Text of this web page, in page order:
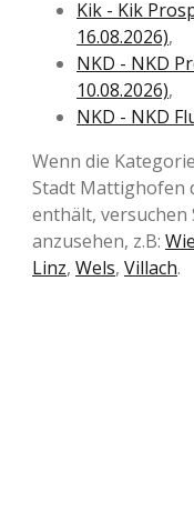
Kik - Kik
16.08.2026),
NKD - NKD
10.08.2026),
NKD - NKD
Wenn die
Stadt Mattighofen
enthält, versuchen
anzusehen, z.B:
Linz, Wels, Villach.